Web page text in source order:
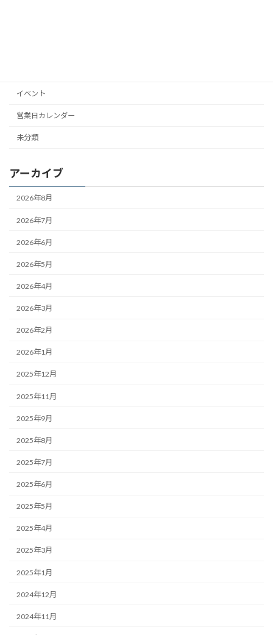
イベント
営業日カレンダー
未分類
アーカイブ
2026年8月
2026年7月
2026年6月
2026年5月
2026年4月
2026年3月
2026年2月
2026年1月
2025年12月
2025年11月
2025年9月
2025年8月
2025年7月
2025年6月
2025年5月
2025年4月
2025年3月
2025年1月
2024年12月
2024年11月